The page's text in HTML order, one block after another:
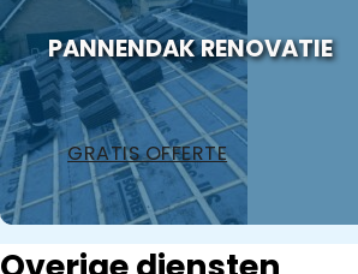
PANNENDAK RENOVATIE
GRATIS OFFERTE